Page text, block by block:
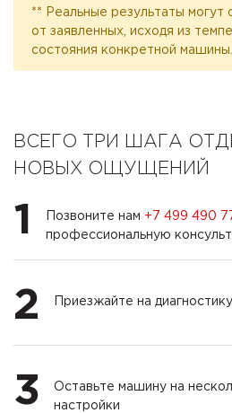
** Реальные результаты могут
от заявленных, исходя из
состояния конкретной машины.
ВСЕГО ТРИ ШАГА
НОВЫХ ОЩУЩЕНИЙ
1 Позвоните нам +7 499 490
профессиональную
2 Приезжайте на диагностику
3
Оставьте машину на
настройки